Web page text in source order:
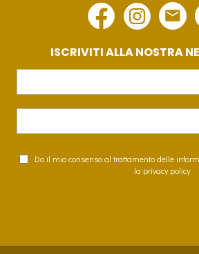
ISCRIVITI ALLA NOSTRA
Do il mio consenso al trattamento delle
la privacy policy